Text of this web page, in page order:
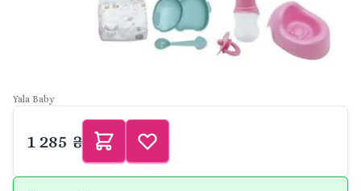
Yala Baby
1 285 ₴